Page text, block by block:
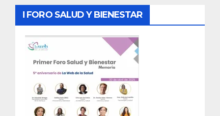
I FORO SALUD Y BIENESTAR